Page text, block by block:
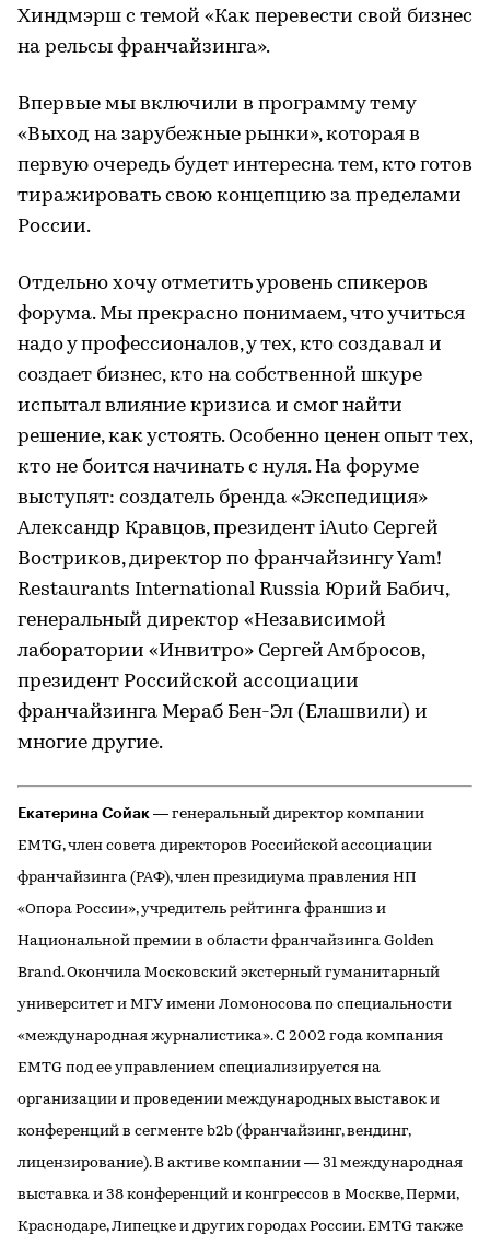
Хиндмэрш с темой «Как перевести свой бизнес
на рельсы франчайзинга».
Впервые мы включили в программу тему
«Выход на зарубежные рынки», которая в
первую очередь будет интересна тем, кто готов
тиражировать свою концепцию за пределами
России.
Отдельно хочу отметить уровень спикеров
форума. Мы прекрасно понимаем, что учиться
надо у профессионалов, у тех, кто создавал и
создает бизнес, кто на собственной шкуре
испытал влияние кризиса и смог найти
решение, как устоять. Особенно ценен опыт тех,
кто не боится начинать с нуля. На форуме
выступят: создатель бренда «Экспедиция»
Александр Кравцов, президент iAuto Сергей
Востриков, директор по франчайзингу Yam!
Restaurants International Russia Юрий Бабич,
генеральный директор «Независимой
лаборатории «Инвитро» Сергей Амбросов,
президент Российской ассоциации
франчайзинга Мераб Бен-Эл (Елашвили) и
многие другие.
Екатерина Сойак — генеральный директор компании
EMTG, член совета директоров Российской ассоциации
франчайзинга (РАФ), член президиума правления НП
«Опора России», учредитель рейтинга франшиз и
Национальной премии в области франчайзинга Golden
Brand. Окончила Московский экстерный гуманитарный
университет и МГУ имени Ломоносова по специальности
«международная журналистика». С 2002 года компания
EMTG под ее управлением специализируется на
организации и проведении международных выставок и
конференций в сегменте b2b (франчайзинг, вендинг,
лицензирование). В активе компании — 31 международная
выставка и 38 конференций и конгрессов в Москве, Перми,
Краснодаре, Липецке и других городах России. EMTG также